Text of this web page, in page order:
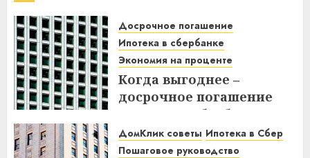
Досрочное погашение
Ипотека в сбербанке
Экономия на проценте
Когда выгоднее –
досрочное погашение
ипотеки в Сбербанке до
или после дня списания?
Узнайте все нюансы!
ДомКлик советы Ипотека в Сбер
Пошаговое руководство